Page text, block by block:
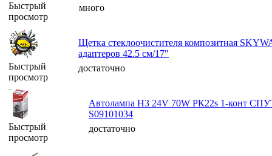
Быстрый
просмотр
много
Быстрый
просмотр
Щетка стеклоочистителя композитная
адаптеров 42.5 см/17"
достаточно
Быстрый
просмотр
Автолампа H3 24V 70W РК22s 1-конт
S09101034
достаточно